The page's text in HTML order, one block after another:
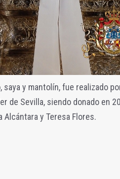
y mantolín, fue realizado
de Sevilla, siendo donado en
Alcántara y Teresa Flores.